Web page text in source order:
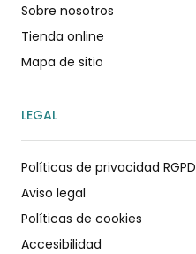
Sobre nosotros
Tienda online
Mapa de sitio
LEGAL
Políticas de privacidad RGPD
Aviso legal
Políticas de cookies
Accesibilidad